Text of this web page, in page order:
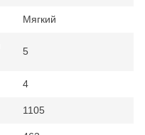
Мягкий
5
4
1105